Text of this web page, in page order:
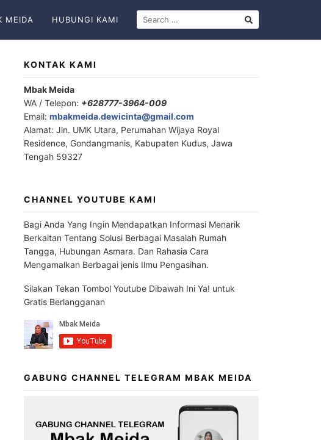
MEIDA HUBUNGI KAMI
KONTAK KAMI
Mbak Meida
WA / Telepon: +628777-3964-009
Email: mbakmeida.dewicinta@gmail.com
Alamat: Jln. UMK Utara, Perumahan Wijaya Royal
Residence, Gondangmanis, Kabupaten Kudus, Jawa
Tengah 59327
CHANNEL YOUTUBE KAMI
Bagi Anda Yang Ingin Mendapatkan Informasi Menarik
Berkaitan Tentang Solusi Berbagai Masalah Rumah
Tangga, Hubungan Asmara. Dan Rahasia Cara
Mengamalkan Berbagai jenis Ilmu Pengasihan.
Silakan Tekan Tombol Youtube Dibawah Ini Ya! untuk
Gratis Berlangganan
GABUNG CHANNEL TELEGRAM MBAK MEIDA